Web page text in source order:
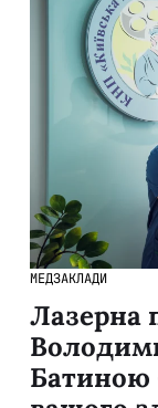
МЕДЗАКЛАДИ
Лазерна
Батиною